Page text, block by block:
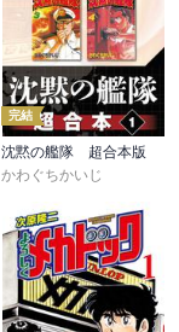
,北原星望
完結
沈黙の艦隊 超合本版
かわぐちかいじ